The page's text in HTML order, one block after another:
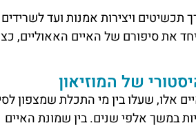
תכשיטים ויצירות אמנות ועד לשרידים
את סיפורם של האיים האאוליים,
של המוזיאון
אלו, שעלו בין מי התכלת שמצפון
במשך אלפי שנים. בין שמונת האיים